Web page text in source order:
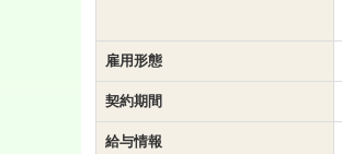
雇用形態
契約期間
給与情報